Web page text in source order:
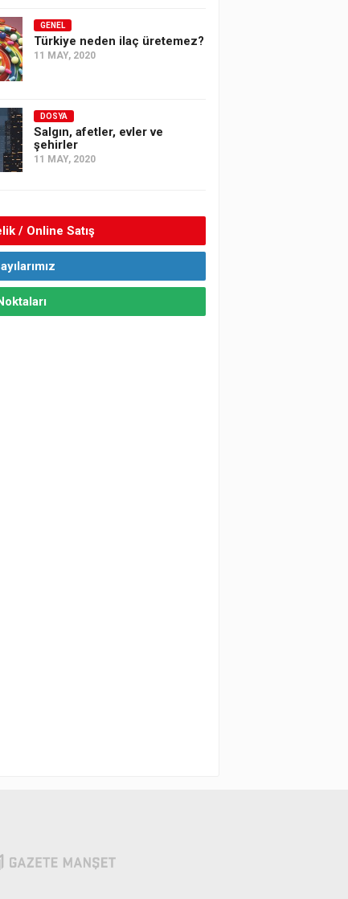
GENEL
Türkiye neden ilaç üretemez?
11 MAY, 2020
DOSYA
Salgın, afetler, evler ve
şehirler
11 MAY, 2020
/ Online Satış